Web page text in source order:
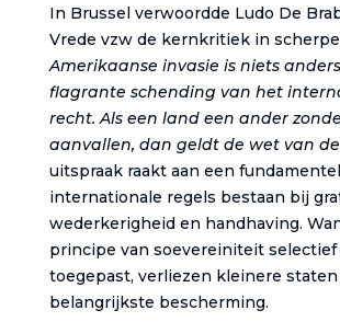
In Brussel verwoordde Ludo De
Vrede vzw de kernkritiek in
Amerikaanse invasie is niets
flagrante schending van het
recht. Als een land een ander
aanvallen, dan geldt de wet van de
uitspraak raakt aan een
internationale regels bestaan bij
wederkerigheid en handhaving.
principe van soevereiniteit
toegepast, verliezen kleinere
belangrijkste bescherming.